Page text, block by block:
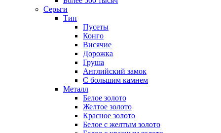
Серьги
Тип
Пусеты
Конго
Висячие
Дорожка
Груша
Английский замок
С большим камнем
Металл
Белое золото
Желтое золото
Красное золото
Белое с желтым золото